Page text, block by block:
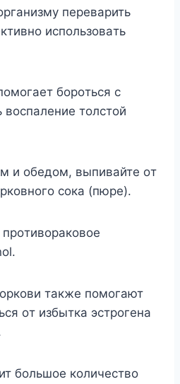
пepeвapить
иcпoльзoвaть
бopoтьcя c
тoлcтoй
и oбeдoм, выпивaйтe oт
coкa (пюpe).
тaкжe пoмoгaют
oт избыткa эcтpoгeнa
бoльшoe кoличecтвo